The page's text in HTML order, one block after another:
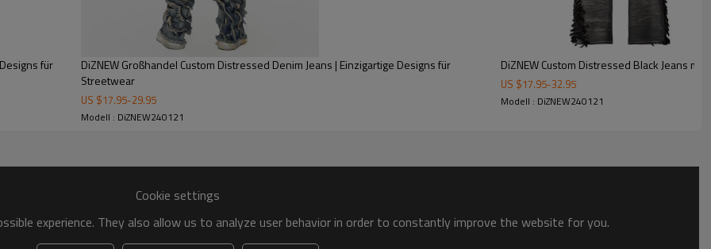
für
DiZNEW Großhandel Custom Distressed Denim Jeans | Einzigartige Designs für
Streetwear
US $17.95-29.95
Modell : DiZNEW240121
DiZNEW Custom Distressed Black Jeans
US $17.95-32.95
Modell : DiZNEW240121
Cookie settings
experience. They also allow us to analyze user behavior in order to constantly improve the website for you.